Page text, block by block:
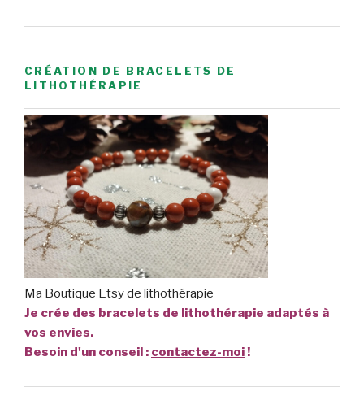
CRÉATION DE BRACELETS DE
LITHOTHÉRAPIE
Ma Boutique Etsy de lithothérapie
Je crée des bracelets de lithothérapie adaptés à
vos envies.
Besoin d'un conseil : contactez-moi!